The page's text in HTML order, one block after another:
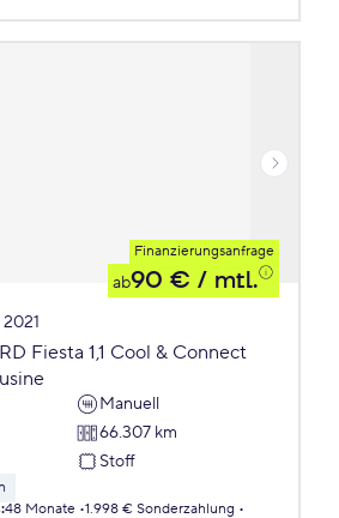
Finanzierungsanfrage
ab90 € / mtl.
Fiesta 1,1 Cool & Connect
Manuell
66.307 km
Stoff
:48 Monate 1.998 € Sonderzahlung